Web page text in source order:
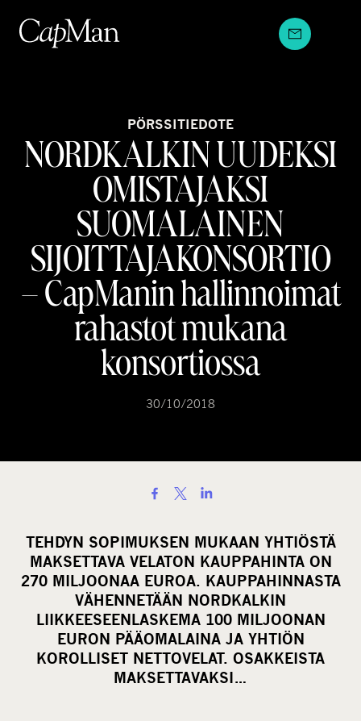
sisältöön
PÖRSSITIEDOTE
NORDKALKIN UUDEKSI
OMISTAJAKSI
SUOMALAINEN
SIJOITTAJAKONSORTIO
– CapManin hallinnoimat
rahastot mukana
konsortiossa
30/10/2018
a
r
e
o
n
s
o
c
TEHDYN SOPIMUKSEN MUKAAN YHTIÖSTÄ
MAKSETTAVA VELATON KAUPPAHINTA ON
270 MILJOONAA EUROA. KAUPPAHINNASTA
VÄHENNETÄÄN NORDKALKIN
LIIKKEESEENLASKEMA 100 MILJOONAN
EURON PÄÄOMALAINA JA YHTIÖN
KOROLLISET NETTOVELAT. OSAKKEISTA
MAKSETTAVAKSI…